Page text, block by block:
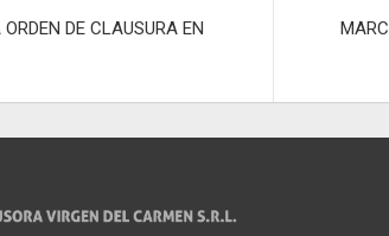
ar DE CLAUSURA EN